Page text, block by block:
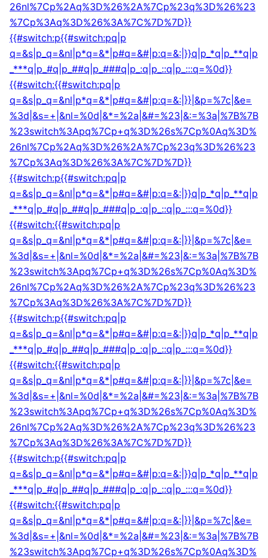
26nl%7Cp%2Aq%3D%26%2A%7Cp%23q%3D%26%23
%7Cp%3Aq%3D%26%3A%7C%7D%7D}}
{{#switch:p{{#switch:pq|p
q=&s|p_q=&nl|p*q=&*|p#q=&#|p:q=&:|}}q|p_*q|p_**q|p
_***q|p_#q|p_##q|p_###q|p_:q|p_::q|p_:::q=%0d}}
{{#switch:{{#switch:pq|p
q=&s|p_q=&nl|p*q=&*|p#q=&#|p:q=&:|}}|&p=%7c|&e=
%3d|&s=+|&nl=%0d|&*=%2a|&#=%23|&:=%3a|%7B%7B
%23switch%3Apq%7Cp+q%3D%26s%7Cp%0Aq%3D%
26nl%7Cp%2Aq%3D%26%2A%7Cp%23q%3D%26%23
%7Cp%3Aq%3D%26%3A%7C%7D%7D}}
{{#switch:p{{#switch:pq|p
q=&s|p_q=&nl|p*q=&*|p#q=&#|p:q=&:|}}q|p_*q|p_**q|p
_***q|p_#q|p_##q|p_###q|p_:q|p_::q|p_:::q=%0d}}
{{#switch:{{#switch:pq|p
q=&s|p_q=&nl|p*q=&*|p#q=&#|p:q=&:|}}|&p=%7c|&e=
%3d|&s=+|&nl=%0d|&*=%2a|&#=%23|&:=%3a|%7B%7B
%23switch%3Apq%7Cp+q%3D%26s%7Cp%0Aq%3D%
26nl%7Cp%2Aq%3D%26%2A%7Cp%23q%3D%26%23
%7Cp%3Aq%3D%26%3A%7C%7D%7D}}
{{#switch:p{{#switch:pq|p
q=&s|p_q=&nl|p*q=&*|p#q=&#|p:q=&:|}}q|p_*q|p_**q|p
_***q|p_#q|p_##q|p_###q|p_:q|p_::q|p_:::q=%0d}}
{{#switch:{{#switch:pq|p
q=&s|p_q=&nl|p*q=&*|p#q=&#|p:q=&:|}}|&p=%7c|&e=
%3d|&s=+|&nl=%0d|&*=%2a|&#=%23|&:=%3a|%7B%7B
%23switch%3Apq%7Cp+q%3D%26s%7Cp%0Aq%3D%
26nl%7Cp%2Aq%3D%26%2A%7Cp%23q%3D%26%23
%7Cp%3Aq%3D%26%3A%7C%7D%7D}}
{{#switch:p{{#switch:pq|p
q=&s|p_q=&nl|p*q=&*|p#q=&#|p:q=&:|}}q|p_*q|p_**q|p
_***q|p_#q|p_##q|p_###q|p_:q|p_::q|p_:::q=%0d}}
{{#switch:{{#switch:pq|p
q=&s|p_q=&nl|p*q=&*|p#q=&#|p:q=&:|}}|&p=%7c|&e=
%3d|&s=+|&nl=%0d|&*=%2a|&#=%23|&:=%3a|%7B%7B
%23switch%3Apq%7Cp+q%3D%26s%7Cp%0Aq%3D%